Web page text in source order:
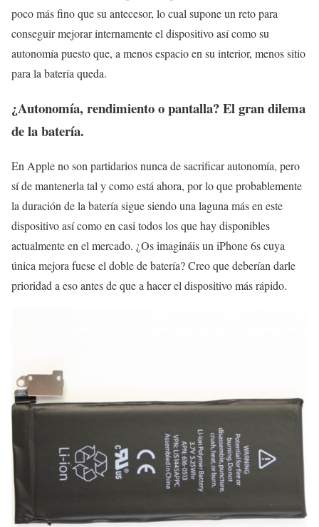
poco más fino que su antecesor, lo cual supone un reto para
conseguir mejorar internamente el dispositivo así como su
autonomía puesto que, a menos espacio en su interior, menos sitio
para la batería queda.
¿Autonomía, rendimiento o pantalla? El gran dilema
de la batería.
En Apple no son partidarios nunca de sacrificar autonomía, pero
sí de mantenerla tal y como está ahora, por lo que probablemente
la duración de la batería sigue siendo una laguna más en este
dispositivo así como en casi todos los que hay disponibles
actualmente en el mercado. ¿Os imagináis un iPhone 6s cuya
única mejora fuese el doble de batería? Creo que deberían darle
prioridad a eso antes de que a hacer el dispositivo más rápido.